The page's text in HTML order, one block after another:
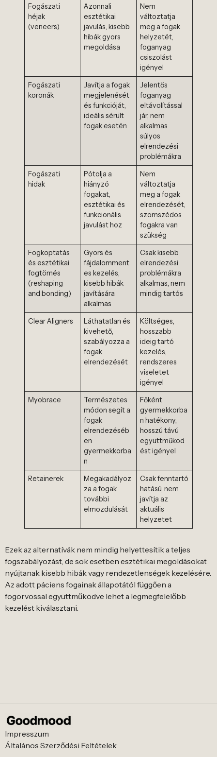
Fogászati
héjak
(veneers)
Azonnali
esztétikai
javulás, kisebb
hibák gyors
megoldása
Nem
változtatja
meg a fogak
helyzetét,
foganyag
csiszolást
igényel
Fogászati
koronák
Javítja a fogak
megjelenését
és funkcióját,
ideális sérült
fogak esetén
Jelentős
foganyag
eltávolítással
jár, nem
alkalmas
súlyos
elrendezési
problémákra
Fogászati
hidak
Pótolja a
hiányzó
fogakat,
esztétikai és
funkcionális
javulást hoz
Nem
változtatja
meg a fogak
elrendezését,
szomszédos
fogakra van
szükség
Fogkoptatás
és esztétikai
fogtömés
(reshaping
and bonding)
Gyors és
fájdalomment
es kezelés,
kisebb hibák
javítására
alkalmas
Csak kisebb
elrendezési
problémákra
alkalmas, nem
mindig tartós
Clear Aligners
Láthatatlan és
kivehető,
szabályozza a
fogak
elrendezését
Költséges,
hosszabb
ideig tartó
kezelés,
rendszeres
viseletet
igényel
Myobrace
Természetes
módon segít a
fogak
elrendezéséb
en
gyermekkorba
n
Főként
gyermekkorba
n hatékony,
hosszú távú
együttműköd
ést igényel
Retainerek
Megakadályoz
za a fogak
további
elmozdulását
Csak fenntartó
hatású, nem
javítja az
aktuális
helyzetet
Ezek az alternatívák nem mindig helyettesítik a teljes
fogszabályozást, de sok esetben esztétikai megoldásokat
nyújtanak kisebb hibák vagy rendezetlenségek kezelésére.
Az adott páciens fogainak állapotától függően a
fogorvossal együttműködve lehet a legmegfelelőbb
kezelést kiválasztani.
Impresszum
Általános Szerződési Feltételek